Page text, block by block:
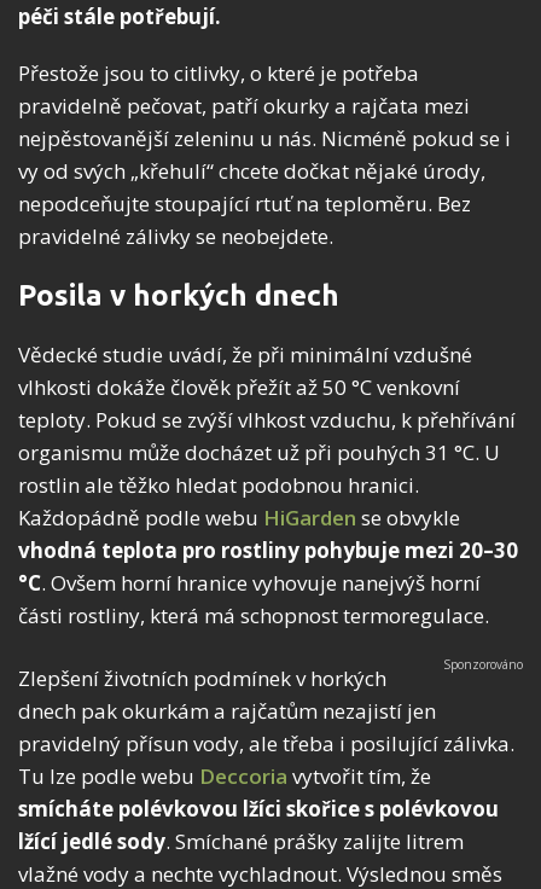
péči stále potřebují.
Přestože jsou to citlivky, o které je potřeba
pravidelně pečovat, patří okurky a rajčata mezi
nejpěstovanější zeleninu u nás. Nicméně pokud se i
vy od svých „křehulí“ chcete dočkat nějaké úrody,
nepodceňujte stoupající rtuť na teploměru. Bez
pravidelné zálivky se neobejdete.
Posila v horkých dnech
Vědecké studie uvádí, že při minimální vzdušné
vlhkosti dokáže člověk přežít až 50 °C venkovní
teploty. Pokud se zvýší vlhkost vzduchu, k přehřívání
organismu může docházet už při pouhých 31 °C. U
rostlin ale těžko hledat podobnou hranici.
Každopádně podle webu HiGarden se obvykle
vhodná teplota pro rostliny pohybuje mezi 20–30
°C. Ovšem horní hranice vyhovuje nanejvýš horní
části rostliny, která má schopnost termoregulace.
Zlepšení životních podmínek v horkých
dnech pak okurkám a rajčatům nezajistí jen
pravidelný přísun vody, ale třeba i posilující zálivka.
Tu lze podle webu Deccoria vytvořit tím, že
smícháte polévkovou lžíci skořice s polévkovou
lžící jedlé sody. Smíchané prášky zalijte litrem
vlažné vody a nechte vychladnout. Výslednou směs